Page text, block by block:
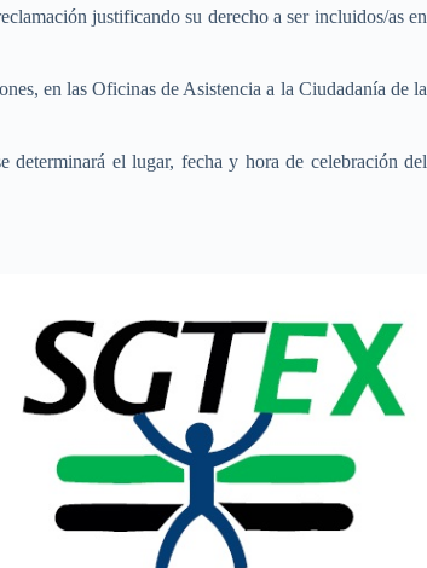
justificando su derecho a ser incluidos/as en
en las Oficinas de Asistencia a la Ciudadanía de la
determinará el lugar, fecha y hora de celebración del